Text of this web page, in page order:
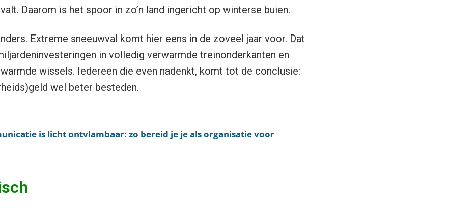
Daarom is het spoor in zo’n land ingericht op winterse buien.
Extreme sneeuwval komt hier eens in de zoveel jaar voor. Dat
in volledig verwarmde treinonderkanten en
wissels. Iedereen die even nadenkt, komt tot de conclusie:
wel beter besteden.
is licht ontvlambaar: zo bereid je je als organisatie voor